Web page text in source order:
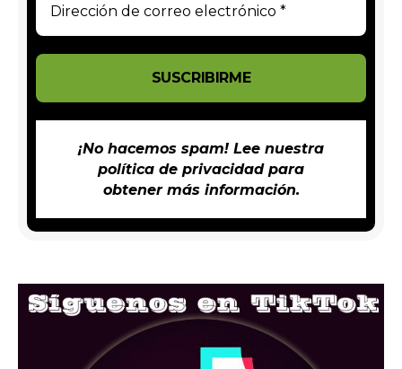
¡No hacemos spam! Lee nuestra
política de privacidadpara
obtener más información.